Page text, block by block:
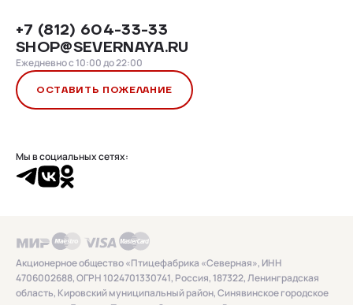
Мы в социальных сетях:
+7 (812) 604-33-33
SHOP@SEVERNAYA.RU
Ежедневно с 10:00 до 22:00
ОСТАВИТЬ ПОЖЕЛАНИЕ
Акционерное общество «Птицефабрика «Северная», ИНН
4706002688, ОГРН 1024701330741, Россия, 187322, Ленинградская
область, Кировский муниципальный район, Синявинское городское